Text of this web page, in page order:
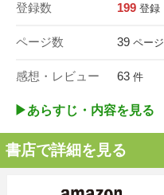
登録数 199 登録
ページ数 39 ページ
感想・レビュー 63 件
▶︎あらすじ・内容を見る
書店で詳細を見る